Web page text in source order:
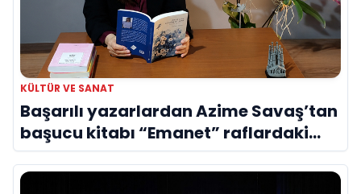
KÜLTÜR VE SANAT
Başarılı yazarlardan Azime Savaş’tan
başucu kitabı “Emanet” raflardaki
yerini aldı